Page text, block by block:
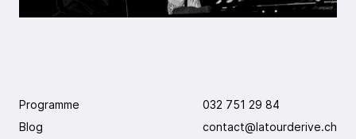
Programme
Blog
032 751 29 84
contact@latourderive.ch